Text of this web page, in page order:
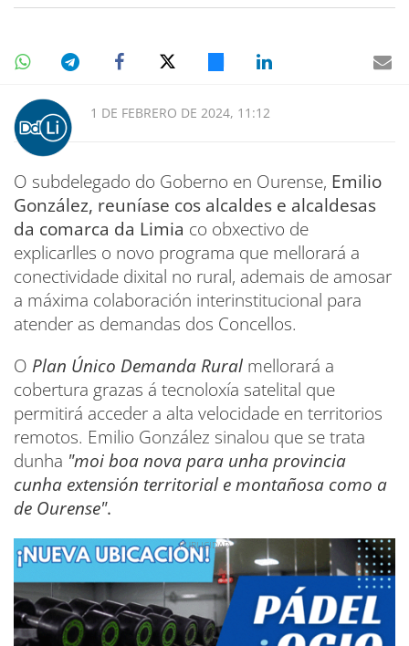
1 DE FEBRERO DE 2024, 11:12
O subdelegado do Goberno en Ourense, Emilio
González, reuníase cos alcaldes e alcaldesas
da comarca da Limia co obxectivo de
explicarlles o novo programa que mellorará a
conectividade dixital no rural, ademais de amosar
a máxima colaboración interinstitucional para
atender as demandas dos Concellos.
O Plan Único Demanda Rural mellorará a
cobertura grazas á tecnoloxía satelital que
permitirá acceder a alta velocidade en territorios
remotos. Emilio González sinalou que se trata
dunha "moi boa nova para unha provincia
cunha extensión territorial e montañosa como a
de Ourense".